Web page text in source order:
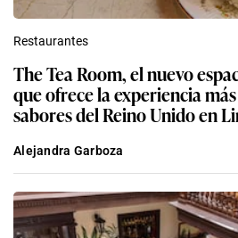
Restaurantes
The Tea Room, el nuevo
que ofrece la experiencia
sabores del Reino Unido en
Alejandra Garboza